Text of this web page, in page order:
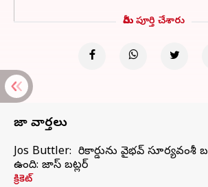
మీరు పూర్తి చేశారు
తాజా వార్తలు
Jos Buttler: నా రికార్డును వైభవ్ సూర్యవంశీ
ఉంది: జాస్ బట్లర్
క్రికెట్